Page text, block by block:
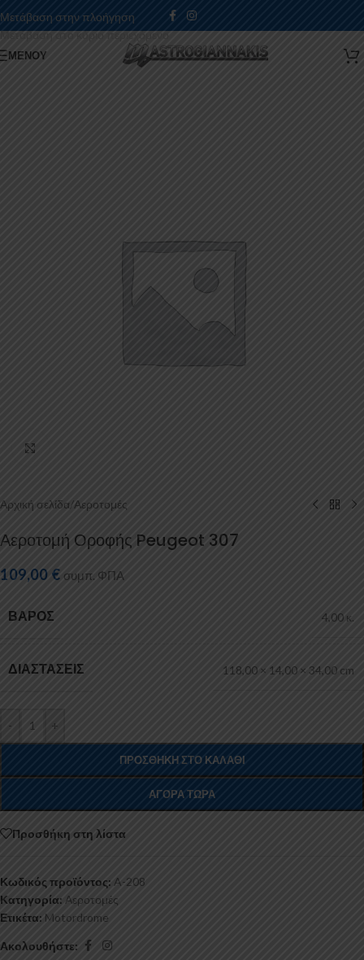
Μετάβαση στην πλοήγηση
Μετάβαση στο κύριο περιεχόμενο
ΜΕΝΟΎ
Αρχική σελίδα/Αεροτομές
Αεροτομή Οροφής Peugeot 307
109,00 € συμπ. ΦΠΑ
ΒΆΡΟΣ 4,00 κ.
ΔΙΑΣΤΆΣΕΙΣ 118,00 × 14,00 × 34,00 cm
- +
ΠΡΟΣΘΉΚΗ ΣΤΟ ΚΑΛΆΘΙ
ΑΓΟΡΆ ΤΏΡΑ
Προσθήκη στη λίστα
Κωδικός προϊόντος: A-208
Κατηγορία: Αεροτομές
Ετικέτα: Motordrome
Ακολουθήστε: